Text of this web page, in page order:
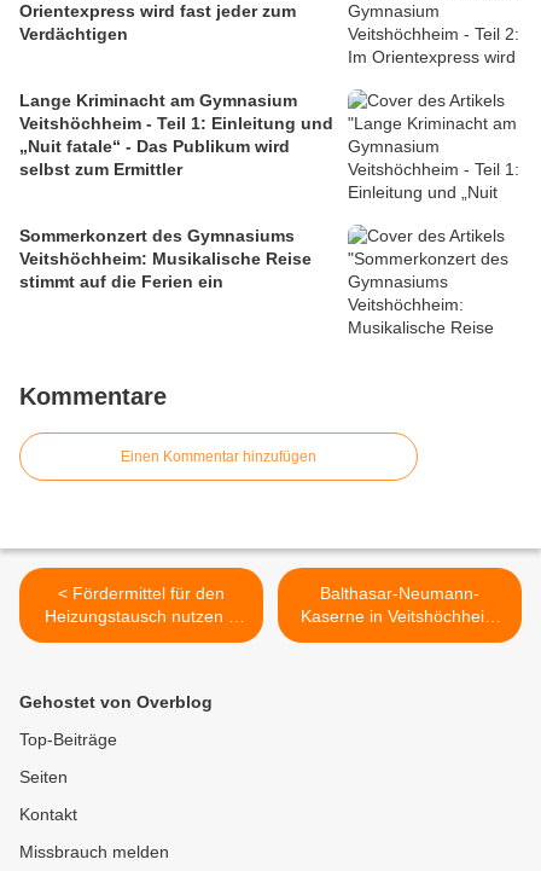
Orientexpress wird fast jeder zum
Verdächtigen
Lange Kriminacht am Gymnasium
Veitshöchheim - Teil 1: Einleitung und
„Nuit fatale“ - Das Publikum wird
selbst zum Ermittler
Sommerkonzert des Gymnasiums
Veitshöchheim: Musikalische Reise
stimmt auf die Ferien ein
Kommentare
Einen Kommentar hinzufügen
< Fördermittel für den
Heizungstausch nutzen –
Vorträge in drei Landkreis-
Balthasar-Neumann-
Kaserne in Veitshöchheim
wird künftig durch eine
Gehostet von Overblog
Top-Beiträge
Seiten
Kontakt
Missbrauch melden